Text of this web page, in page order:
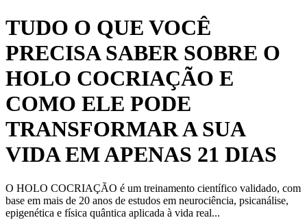
TUDO O QUE VOCÊ
PRECISA SABER SOBRE O
HOLO COCRIAÇÃO E
COMO ELE PODE
TRANSFORMAR A SUA
VIDA EM APENAS 21 DIAS
O HOLO COCRIAÇÃO é um treinamento científico validado, com
base em mais de 20 anos de estudos em neurociência, psicanálise,
epigenética e física quântica aplicada à vida real...